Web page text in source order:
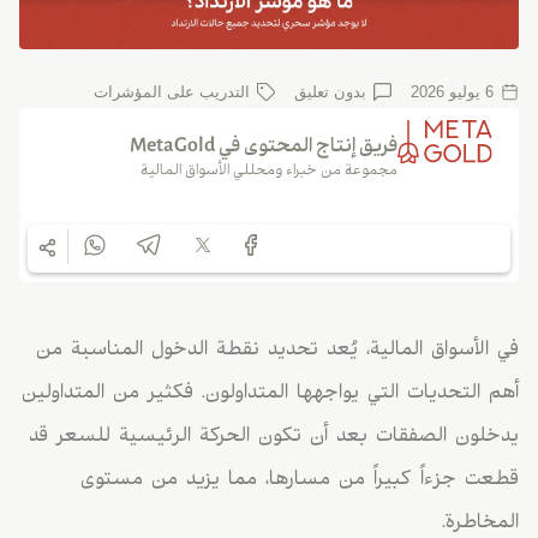
6 يوليو 2026 بدون تعلیق التدريب على المؤشرات
فريق إنتاج المحتوى في MetaGold
مجموعة من خبراء ومحللي الأسواق المالية
في الأسواق المالية، يُعد تحديد نقطة الدخول المناسبة من
أهم التحديات التي يواجهها المتداولون. فكثير من المتداولين
يدخلون الصفقات بعد أن تكون الحركة الرئيسية للسعر قد
قطعت جزءاً كبيراً من مسارها، مما يزيد من مستوى
المخاطرة.